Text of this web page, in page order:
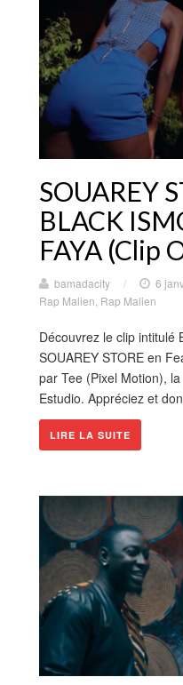
SOUAREY
BLACK
FAYA (Clip
bamadacity / 6
Rap Malien Rap Malien
Découvrez le clip intitulé
SOUAREY STORE en
par Tee (Pixel Motion),
Estudio. Appréciez et
LIRE LA SUITE